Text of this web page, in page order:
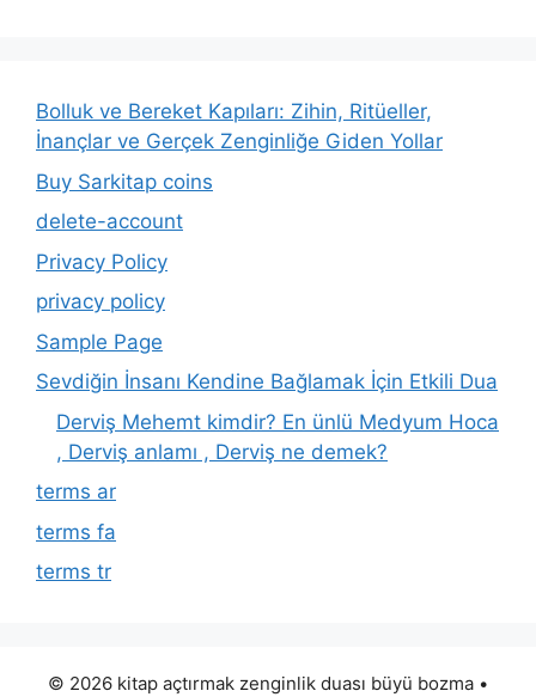
Bolluk ve Bereket Kapıları: Zihin, Ritüeller,
İnançlar ve Gerçek Zenginliğe Giden Yollar
Buy Sarkitap coins
delete-account
Privacy Policy
privacy policy
Sample Page
Sevdiğin İnsanı Kendine Bağlamak İçin Etkili Dua
Derviş Mehemt kimdir? En ünlü Medyum Hoca
, Derviş anlamı , Derviş ne demek?
terms ar
terms fa
terms tr
© 2026 kitap açtırmak zenginlik duası büyü bozma •